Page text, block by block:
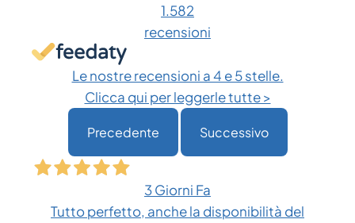
scelte
prodotto
1.582
recensioni
Le nostre recensioni a 4 e 5 stelle.
Clicca qui per leggerle tutte >
Precedente Successivo
3 Giorni Fa
Tutto perfetto, anche la disponibilità del